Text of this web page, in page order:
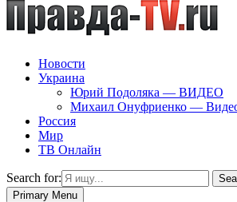
Новости
Украина
Юрий Подоляка — ВИДЕО
Михаил Онуфриенко —
Россия
Мир
ТВ Онлайн
Search for:
Primary Menu